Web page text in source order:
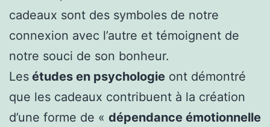
cadeaux sont des symboles de notre
connexion avec l’autre et témoignent de
notre souci de son bonheur.
Les études en psychologie ont démontré
que les cadeaux contribuent à la création
d’une forme de « dépendance émotionnelle